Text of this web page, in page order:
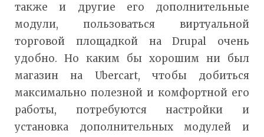
также и другие его дополнительные
модули, пользоваться виртуальной
торговой площадкой на Drupal очень
удобно. Но каким бы хорошим ни был
магазин на Ubercart, чтобы добиться
максимально полезной и комфортной его
работы, потребуются настройки и
установка дополнительных модулей и